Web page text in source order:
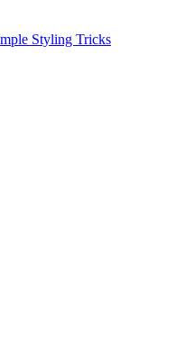
Styling Tricks